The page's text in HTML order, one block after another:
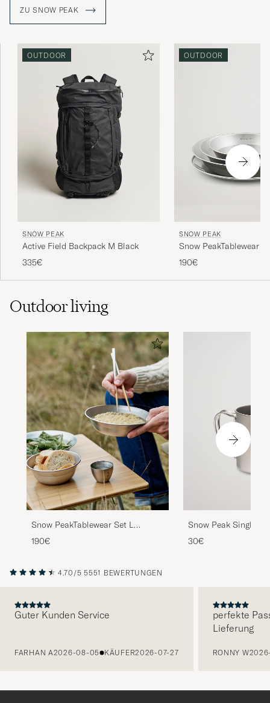
begeistert die Marke alle Freunde des Outdoor-Lifestyles.
Ausrüstung zusammenstellen können, die Ihren
individuellen Bedürfnissen entspricht. Die Edelstahl-,
japanische Handwerkskunst hergestellt, mit der
qualifizierten Metallverarbeitungstechnologie seiner
Heimatstadt Niigata, Japan.
ZU SNOW PEAK
OUTDOOR
SNOW PEAK
Active Field Backpack M Black
335€
OUTDOOR
SNOW PEAK
Snow PeakTablewear
FamilyStailess Steel
190€
Outdoor living
Snow PeakTablewear Set L
FamilyStailess Steel
190€
Snow Peak Single
Titanium
30€
4.70/5 5551 BEWERTUNGEN
Guter Kunden Service
FARHAN A2026-08-05 KÄUFER2026-07-27
perfekte
Lieferung
RONNY W